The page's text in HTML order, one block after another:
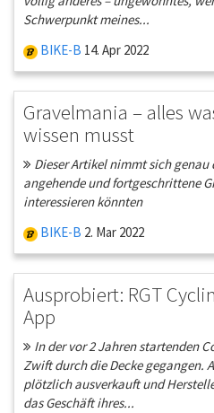
Schwerpunkt meines...
BIKE-B 14. Apr 2022
Gravelmania – alles
wissen musst
Dieser Artikel nimmt sich genau
angehende und fortgeschrittene
interessieren könnten
BIKE-B 2. Mar 2022
Ausprobiert: RGT
App
In der vor 2 Jahren startenden
Zwift durch die Decke gegangen.
plötzlich ausverkauft und
das Geschäft ihres...